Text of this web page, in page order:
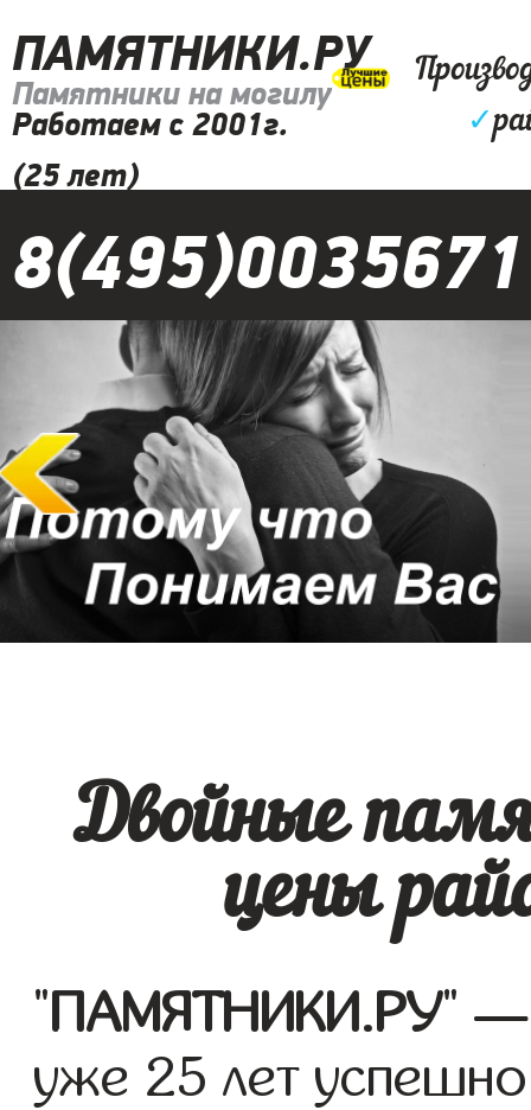
ПАМЯТНИКИ.РУ
Памятники на могилу
Работаем с 2001г.
(25 лет)
✓
8(495)0035671
Двойные
цены
"ПАМЯТНИКИ.РУ" —
уже 25 лет